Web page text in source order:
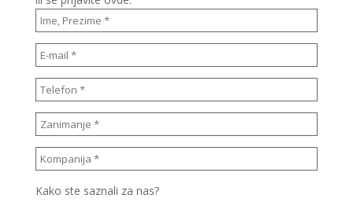
Kako ste saznali za nas?